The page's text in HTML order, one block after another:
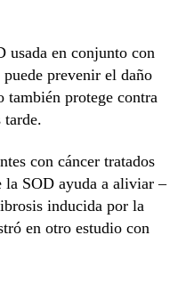
usada en conjunto con
prevenir el daño
también protege contra
tarde.
con cáncer tratados
la SOD ayuda a aliviar –
inducida por la
en otro estudio con